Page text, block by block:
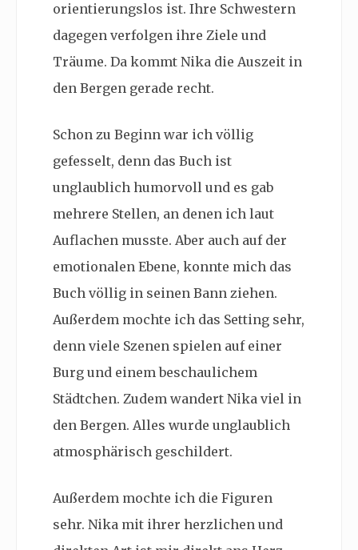
orientierungslos ist. Ihre Schwestern
dagegen verfolgen ihre Ziele und
Träume. Da kommt Nika die Auszeit in
den Bergen gerade recht.
Schon zu Beginn war ich völlig
gefesselt, denn das Buch ist
unglaublich humorvoll und es gab
mehrere Stellen, an denen ich laut
Auflachen musste. Aber auch auf der
emotionalen Ebene, konnte mich das
Buch völlig in seinen Bann ziehen.
Außerdem mochte ich das Setting sehr,
denn viele Szenen spielen auf einer
Burg und einem beschaulichem
Städtchen. Zudem wandert Nika viel in
den Bergen. Alles wurde unglaublich
atmosphärisch geschildert.
Außerdem mochte ich die Figuren
sehr. Nika mit ihrer herzlichen und